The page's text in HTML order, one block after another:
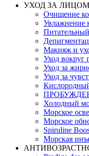
УХОД ЗА ЛИЦОМ
Очищение
Увлажнение
Макияж и
Уход вокруг
Уход за
Уход за
Холодный
Морское
Морское
Spiruline
Морская